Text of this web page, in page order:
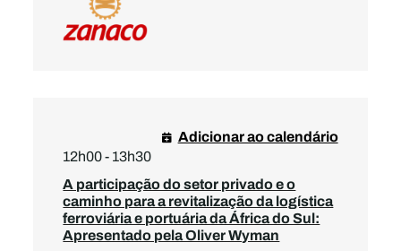
12h00 - 13h30
A participação do setor privado e o
caminho para a revitalização da logística
ferroviária e portuária da África do Sul:
Apresentado pela Oliver Wyman
Adicionar ao calendário